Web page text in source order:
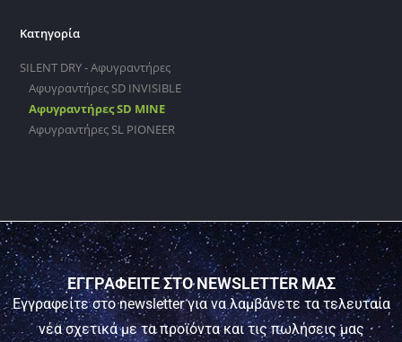
Κατηγορία
SILENT DRY - Αφυγραντήρες
Αφυγραντήρες SD INVISIBLE
Αφυγραντήρες SD MINE
Αφυγραντήρες SL PIONEER
ΕΓΓΡΑΦΕΙΤΕ ΣΤΟ NEWSLETTER ΜΑΣ
Εγγραφείτε στο newsletter για να λαμβάνετε τα τελευταία
νέα σχετικά με τα προϊόντα και τις πωλήσεις μας